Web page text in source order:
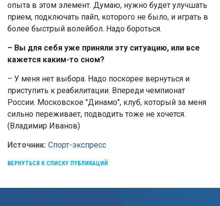
опыта в этом элемент. Думаю, нужно будет улучшать
прием, подключать пайп, которого не было, и играть в
более быстрый волейбол. Надо бороться.
– Вы для себя уже приняли эту ситуацию, или все
кажется каким-то сном?
– У меня нет выбора. Надо поскорее вернуться и
приступить к реабилитации. Впереди чемпионат
России. Московское "Динамо", клуб, который за меня
сильно переживает, подводить тоже не хочется.
(Владимир Иванов)
Источник: Спорт-экспресс
ВЕРНУТЬСЯ К СПИСКУ ПУБЛИКАЦИЙ